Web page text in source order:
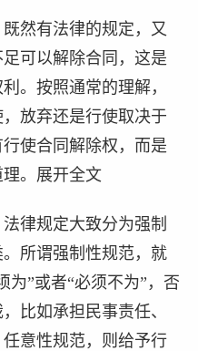
然有法律的规定，又
可以解除合同，这是
。按照通常的理解，
放弃还是行使取决于
使合同解除权，而是
。展开全文
律规定大致分为强制
所谓强制性规范，就
为”或者“必须不为”，否
比如承担民事责任、
意性规范，则给予行